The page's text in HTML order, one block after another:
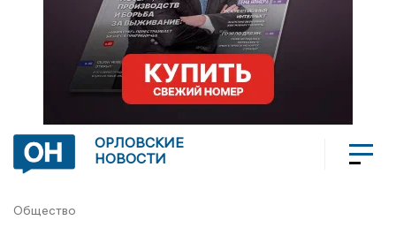
ОРЛОВСКИЕ
НОВОСТИ
Общество